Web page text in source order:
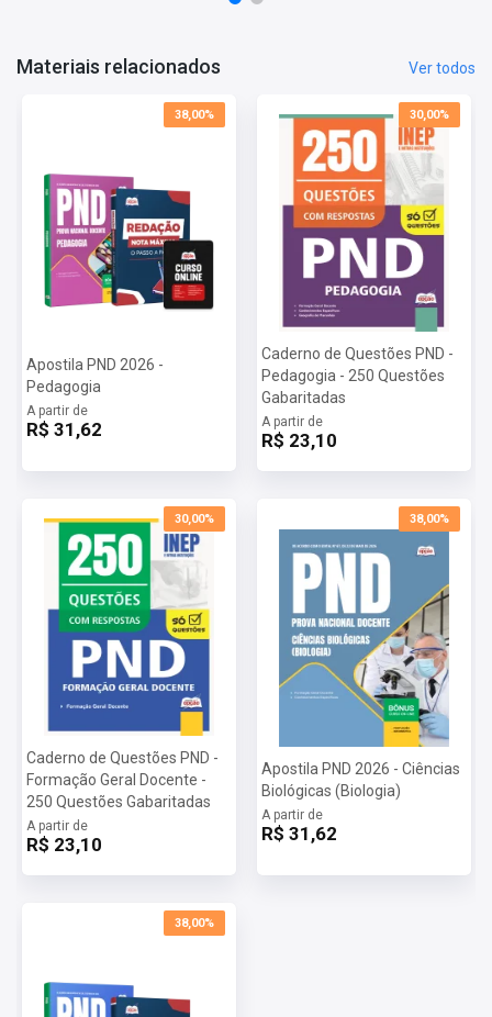
Informações Sobre o Concurso PND - Prova Nacional Docente
Vagas: Cadastro Reserva
Inscrições: De 22/06/2026 a 03/07/2026
Prova: 20/09/2026
Materiais relacionados Ver todos
38,00%
Apostila PND 2026 -
Pedagogia
A partir de
R$ 31,62
30,00%
Caderno de Questões PND -
Pedagogia - 250 Questões
Gabaritadas
A partir de
R$ 23,10
30,00%
Caderno de Questões PND -
Formação Geral Docente -
250 Questões Gabaritadas
A partir de
R$ 23,10
38,00%
Apostila PND 2026 - Ciências
Biológicas (Biologia)
A partir de
R$ 31,62
38,00%